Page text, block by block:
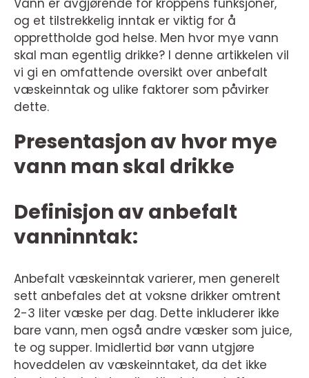
Vann er avgjørende for kroppens funksjoner,
og et tilstrekkelig inntak er viktig for å
opprettholde god helse. Men hvor mye vann
skal man egentlig drikke? I denne artikkelen vil
vi gi en omfattende oversikt over anbefalt
væskeinntak og ulike faktorer som påvirker
dette.
Presentasjon av hvor mye
vann man skal drikke
Definisjon av anbefalt
vanninntak:
Anbefalt væskeinntak varierer, men generelt
sett anbefales det at voksne drikker omtrent
2-3 liter væske per dag. Dette inkluderer ikke
bare vann, men også andre væsker som juice,
te og supper. Imidlertid bør vann utgjøre
hoveddelen av væskeinntaket, da det ikke